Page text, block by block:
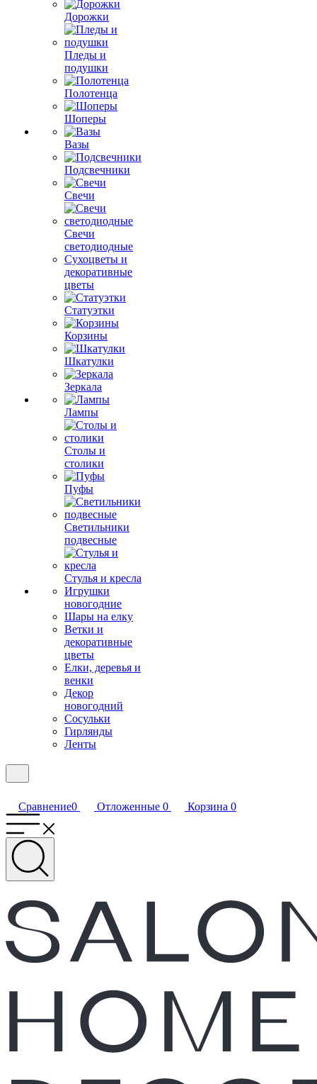
Дорожки
Пледы и
подушки
Полотенца
Шоперы
Вазы
Подсвечники
Свечи
Свечи
светодиодные
Сухоцветы и
декоративные
цветы
Статуэтки
Корзины
Шкатулки
Зеркала
Лампы
Столы и
столики
Пуфы
Светильники
подвесные
Стулья и кресла
Игрушки
новогодние
Шары на елку
Ветки и
декоративные
цветы
Елки, деревья и
венки
Декор
новогодний
Сосульки
Гирлянды
Ленты
Сравнение0 Отложенные 0 Корзина 0